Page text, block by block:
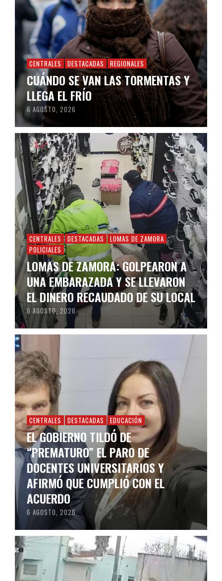
CENTRALES DESTACADAS REGIONALES
CUÁNDO SE VAN LAS TORMENTAS Y
LLEGA EL FRÍO
6 AGOSTO, 2026
CENTRALES DESTACADAS
LOMAS DE ZAMORA
POLICIALES
LOMAS DE ZAMORA: GOLPEARON A
UNA EMBARAZADA Y SE LLEVARON
EL DINERO RECAUDADO DE SU LOCAL
6 AGOSTO, 2026
CENTRALES DESTACADAS EDUCACIÓN
EL GOBIERNO TILDÓ DE
“PREMATURO” EL PARO DE
DOCENTES UNIVERSITARIOS Y
AFIRMÓ QUE CUMPLIÓ CON EL
ACUERDO
6 AGOSTO, 2026